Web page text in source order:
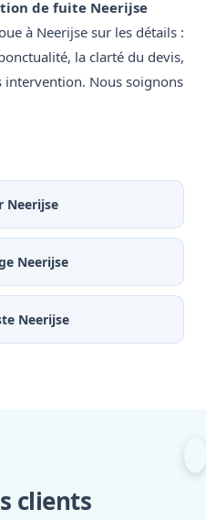
de fuite Neerijse
à Neerijse sur les détails :
la clarté du devis,
Nous soignons
Neerijse
Neerijse
Neerijse
clients